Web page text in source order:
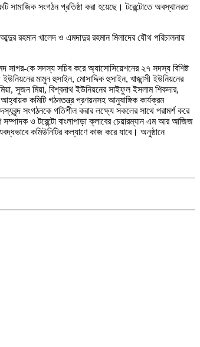
সামাজিক সংগঠন প্রতিষ্ঠা করা হয়েছে। টরেন্টোতে অবস্থানরত
রহমান খালেদ ও এমদাদুর রহমান মিলাদের যৌথ পরিচালনায়
কে সদস্য সচিব করে অ্যাসোসিয়েশনের ২৭ সদস্য বিশিষ্ট
মামুন হুসাইন, মোসাদ্দিক হুসাইন, খাজান্সী ইউনিয়নের
সুজন মিয়া, বিশ্বনাথ ইউনিয়নের সাইফুল ইসলাম শিকদার,
কমিটি গঠনতন্ত্র প্রণয়নসহ আনুষাঙ্গিক কার্যক্রম
সংগঠনকে গতিশীল করার লক্ষ্যে সকলের সাথে পরামর্শ করে
সম্পাদক ও টরেন্টো বাংলাপাড়া ক্লাবের চেয়ারম্যান এম আর আজিজ
কমিউনিটির কল্যাণে কাজ করে যাবে। অনুষ্ঠানে